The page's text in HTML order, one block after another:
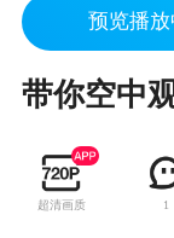
预览播
带你空中
超清画质 1